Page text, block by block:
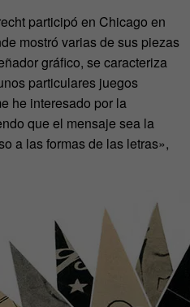
participó en Chicago en
mostró varias de sus piezas
gráfico, se caracteriza
particulares juegos
he interesado por la
que el mensaje sea la
a las formas de las letras»,